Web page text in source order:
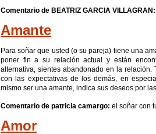
Comentario de BEATRIZ GARCIA VILLAGRAN:
Amante
Parasoñar que usted (o su pareja) tiene una
poner fin a su relación actualy están
alternativa, sientes abandonado en la
con las expectativas de los demás, en
mismo ser una amante, indica sus deseos por
Comentario de patricia camargo: el soñar con
Amor